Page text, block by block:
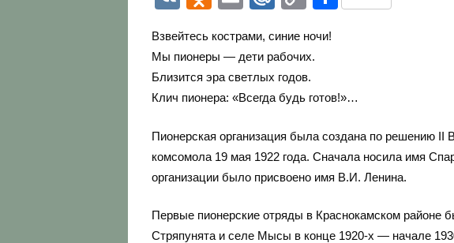
Взвейтесь кострами, синие ночи!
Мы пионеры — дети рабочих.
Близится эра светлых годов.
Клич пионера: «Всегда будь готов!»…
Пионерская организация была создана по решению II
комсомола 19 мая 1922 года. Сначала носила имя
организации было присвоено имя В.И. Ленина.
Первые пионерские отряды в Краснокамском районе
Стряпунята и селе Мысы в конце 1920-х — начале